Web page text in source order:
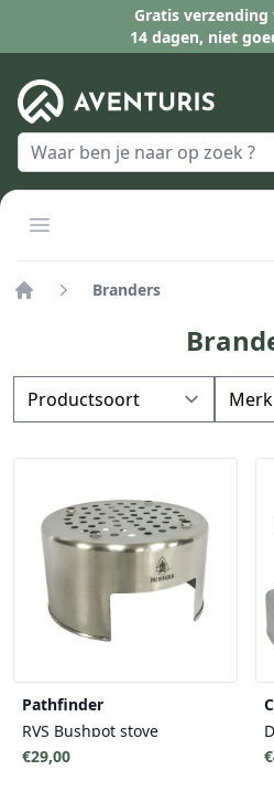
Gratis verzending
14 dagen, niet
Open menu
Branders
Pathfinder
RVS Bushpot stove
€29,00